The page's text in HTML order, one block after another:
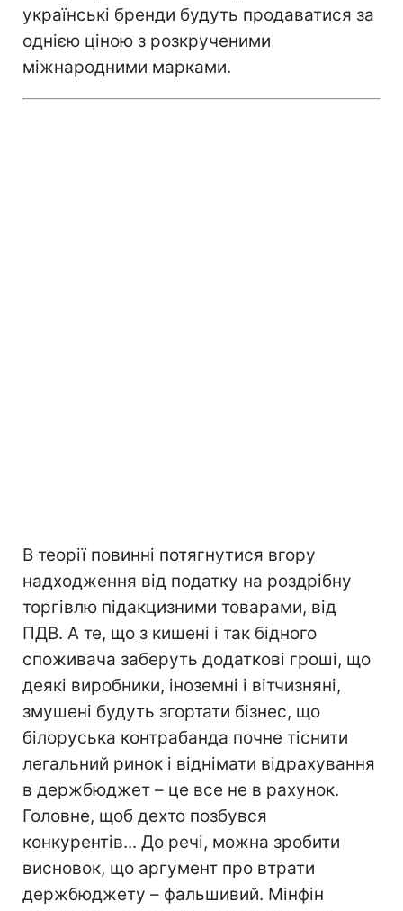
українські бренди будуть продаватися за
однією ціною з розкрученими
міжнародними марками.
В теорії повинні потягнутися вгору
надходження від податку на роздрібну
торгівлю підакцизними товарами, від
ПДВ. А те, що з кишені і так бідного
споживача заберуть додаткові гроші, що
деякі виробники, іноземні і вітчизняні,
змушені будуть згортати бізнес, що
білоруська контрабанда почне тіснити
легальний ринок і віднімати відрахування
в держбюджет – це все не в рахунок.
Головне, щоб дехто позбувся
конкурентів... До речі, можна зробити
висновок, що аргумент про втрати
держбюджету – фальшивий. Мінфін